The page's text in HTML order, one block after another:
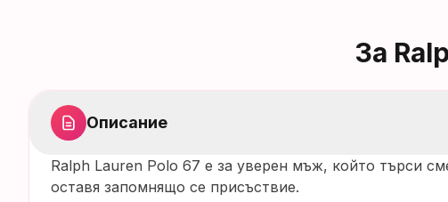
За
Описание
Ralph Lauren Polo 67 е за уверен мъж, който търси
оставя запомнящо се присъствие.